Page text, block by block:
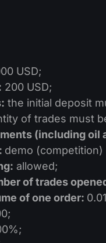
USD;
200 USD;
the initial deposit
of trades must
(including oil
demo (competition)
allowed;
of trades
of one order: